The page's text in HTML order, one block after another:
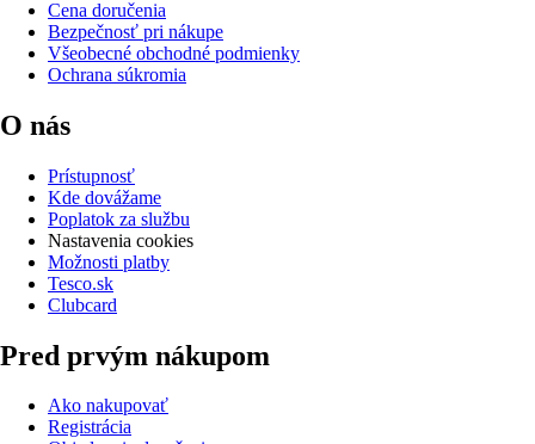
Cena doručenia
Bezpečnosť pri nákupe
Všeobecné obchodné podmienky
Ochrana súkromia
O nás
Prístupnosť
Kde dovážame
Poplatok za službu
Nastavenia cookies
Možnosti platby
Tesco.sk
Clubcard
Pred prvým nákupom
Ako nakupovať
Registrácia